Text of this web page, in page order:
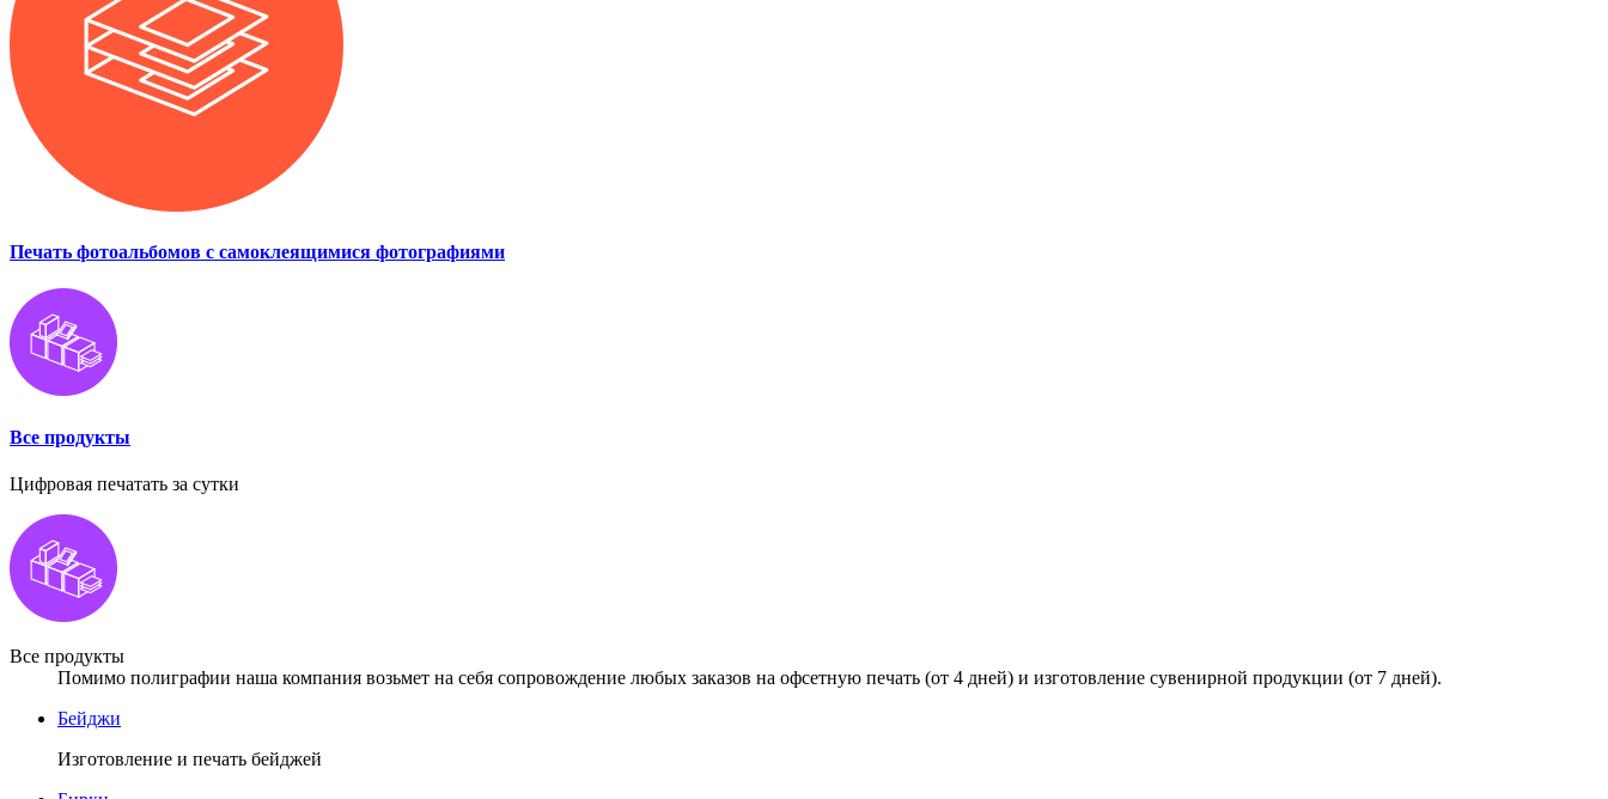
Печать фотоальбомов с самоклеящимися фотографиями
Все продукты
Цифровая печатать за сутки
Все продукты
Помимо полиграфии наша компания возьмет на себя сопровождение любых заказов на офсетную печать (от 4 дней) и изготовление сувенирной продукции (от 7 дней).
Бейджи
Изготовление и печать бейджей